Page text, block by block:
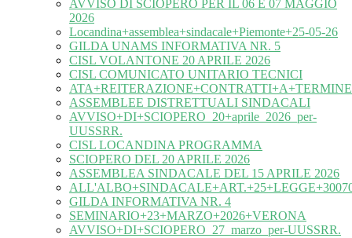
AVVISO DI SCIOPERO PER IL 06 E 07 MAGGIO
2026
Locandina+assemblea+sindacale+Piemonte+25-05-26
GILDA UNAMS INFORMATIVA NR. 5
CISL VOLANTONE 20 APRILE 2026
CISL COMUNICATO UNITARIO TECNICI
ATA+REITERAZIONE+CONTRATTI+A+TERMINE
ASSEMBLEE DISTRETTUALI SINDACALI
AVVISO+DI+SCIOPERO_20+aprile_2026_per-
UUSSRR.
CISL LOCANDINA PROGRAMMA
SCIOPERO DEL 20 APRILE 2026
ASSEMBLEA SINDACALE DEL 15 APRILE 2026
GILDA INFORMATIVA NR. 4
SEMINARIO+23+MARZO+2026+VERONA
AVVISO+DI+SCIOPERO_27_marzo_per-UUSSRR.